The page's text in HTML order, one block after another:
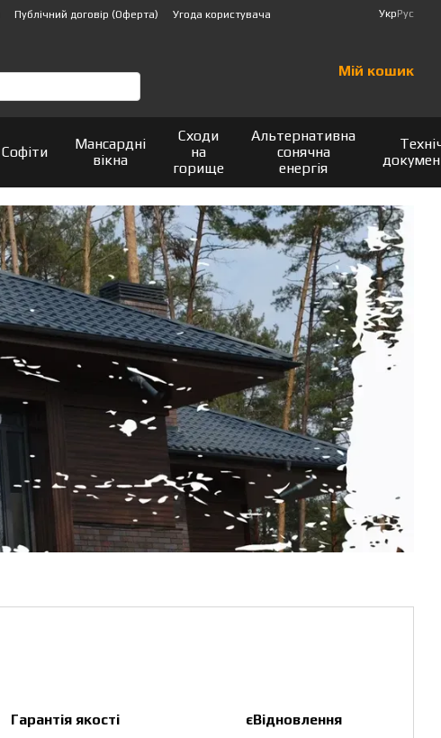
Публічний договір (Оферта)
Угода користувача
УкрРус
Мій кошик
Софіти
Мансардні
вікна
Сходи
на
горище
Альтернативна
сонячна
енергія
Гарантія якості єВідновлення